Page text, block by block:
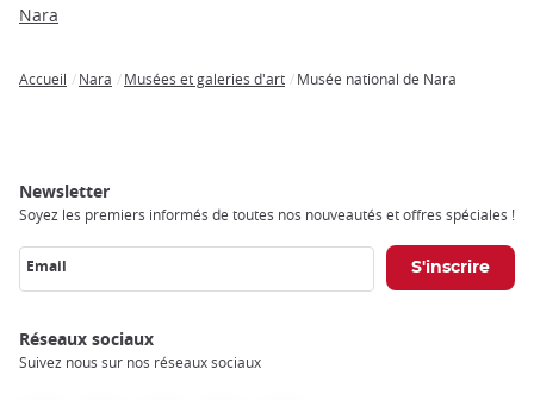
Nara
Accueil Nara Musées et galeries d'art Musée national de Nara
Newsletter
Soyez les premiers informés de toutes nos nouveautés et offres spéciales !
Email
Réseaux sociaux
Suivez nous sur nos réseaux sociaux